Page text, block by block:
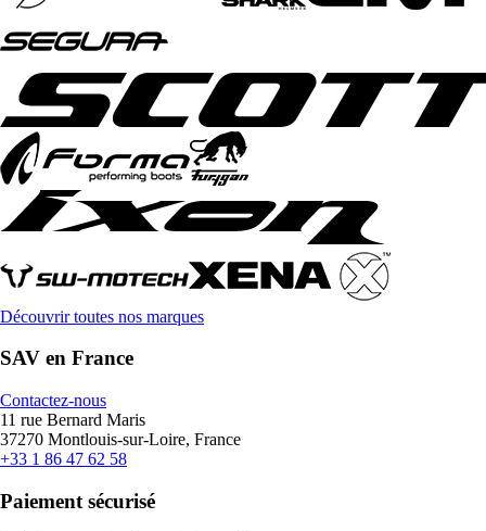
Découvrir toutes nos marques
SAV en France
Contactez-nous
11 rue Bernard Maris
37270 Montlouis-sur-Loire, France
+33 1 86 47 62 58
Paiement sécurisé